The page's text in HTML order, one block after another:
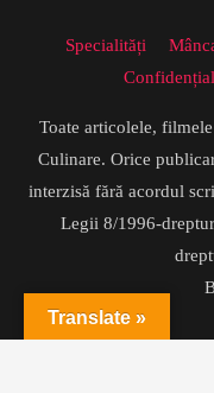
Specialități
Toate articolele,
Culinare. Orice
interzisă fără acordul
Legii 8/1996-
Translate »